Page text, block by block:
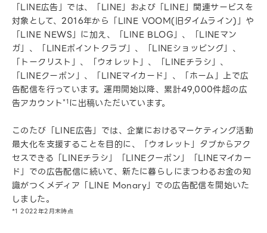
「LINE広告」では、「LINE」および「LINE」関連サービスを
対象として、2016年から「LINE VOOM(旧タイムライン)」や
「LINE NEWS」に加え、「LINE BLOG」、「LINEマン
ガ」、「LINEポイントクラブ」、「LINEショッピング」、
「トークリスト」、「ウォレット」、「LINEチラシ」、
「LINEクーポン」、「LINEマイカード」、「ホーム」上で広
告配信を行っています。運用開始以降、累計49,000件超の広
告アカウント*1に出稿いただいています。
このたび「LINE広告」では、企業におけるマーケティング活動
最大化を支援することを目的に、「ウォレット」タブからアク
セスできる「LINEチラシ」「LINEクーポン」「LINEマイカー
ド」での広告配信に続いて、新たに暮らしにまつわるお金の知
識がつくメディア「LINE Monary」での広告配信を開始いた
しました。
*1 2022年2月末時点